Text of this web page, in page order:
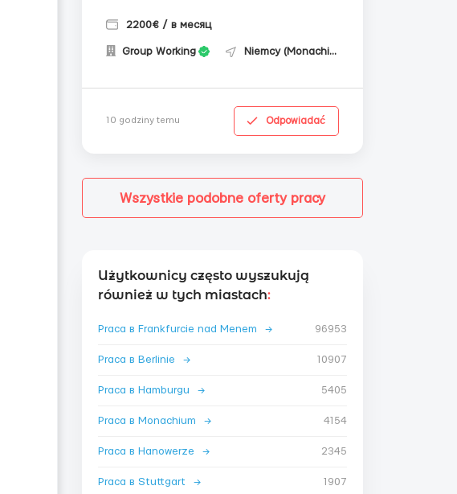
2200€ / в месяц
Group Working Niemcy (Monachium)
10 godziny temu Odpowiadać
Wszystkie podobne oferty pracy
Użytkownicy często wyszukują
również w tych miastach:
Praca в Frankfurcie nad Menem → 96953
Praca в Berlinie → 10907
Praca в Hamburgu → 5405
Praca в Monachium → 4154
Praca в Hanowerze → 2345
Praca в Stuttgart → 1907